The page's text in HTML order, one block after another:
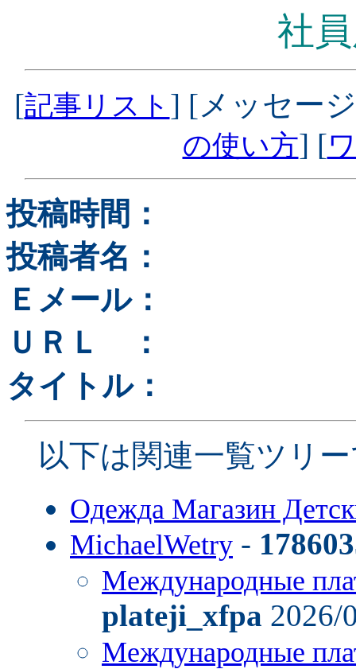
社
[記事リスト ] [メッセー
の使い方] [
投稿時間：
投稿者名：
Ｅメール：
ＵＲＬ ：
タイトル：
以下は関連一覧ツリ
Одежда Магазин
MichaelWetry -
Международные
plateji_xfpa 2026/
Международные